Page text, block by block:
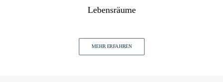
Lebensräume
MEHR ERFAHREN